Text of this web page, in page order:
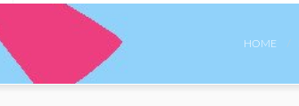
HOME